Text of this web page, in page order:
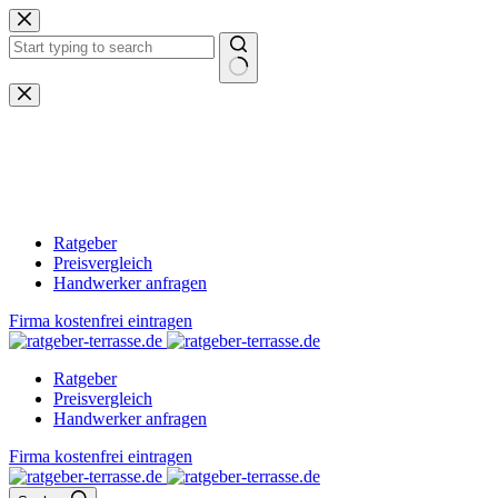
Zum
Inhalt
springen
Keine
Ergebnisse
Ratgeber
Preisvergleich
Handwerker anfragen
Firma kostenfrei eintragen
Ratgeber
Preisvergleich
Handwerker anfragen
Firma kostenfrei eintragen